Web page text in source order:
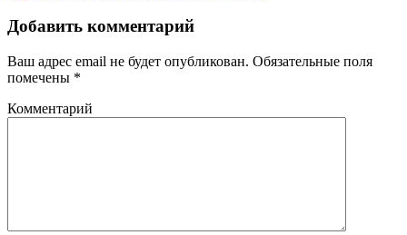
Добавить комментарий
Ваш адрес email не будет опубликован. Обязательные поля
помечены *
Комментарий